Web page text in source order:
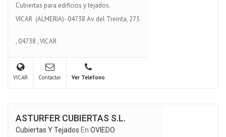
Cubiertas para edificios y tejados.
VICAR (ALMERIA)- 04738 Av. del Treinta, 275
, 04738 ,VICAR
VICAR Contactar Ver Teléfono
ASTURFER CUBIERTAS S.L.
Cubiertas Y Tejados En OVIEDO